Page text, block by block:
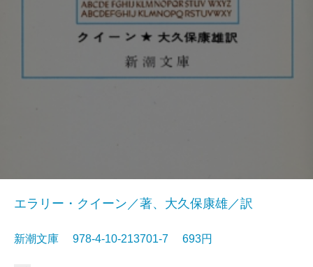
エラリー・クイーン／著、大久保康雄／訳
新潮文庫 978-4-10-213701-7 693円